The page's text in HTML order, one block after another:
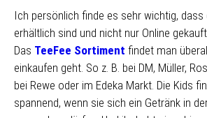
Ich persönlich finde es sehr wichtig,
erhältlich sind und nicht nur Online
Das TeeFee Sortiment findet man
einkaufen geht. So z. B. bei DM, Müller,
bei Rewe oder im Edeka Markt. Die Kids
spannend, wenn sie sich ein Getränk in